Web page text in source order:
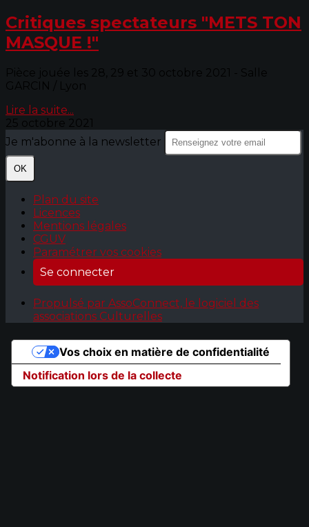
Critiques spectateurs "METS TON
MASQUE !"
Lire la suite...
Je m'abonne à la newsletter
OK
Plan du site
Licences
Mentions légales
CGUV
Paramétrer vos cookies
Se connecter
Propulsé par AssoConnect, le logiciel des
associations Culturelles
Notification lors de la collecte
Vos choix en matière de confidentialité